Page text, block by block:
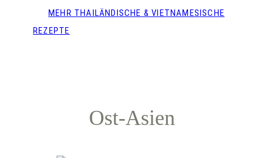
MEHR THAILÄNDISCHE & VIETNAMESISCHE
REZEPTE
Ost-Asien